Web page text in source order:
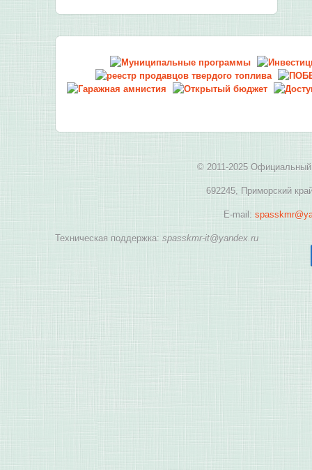
© 2011-2025 Официальный
692245, Приморский
E-mail:
Техническая поддержка: spasskmr-it@yandex.ru